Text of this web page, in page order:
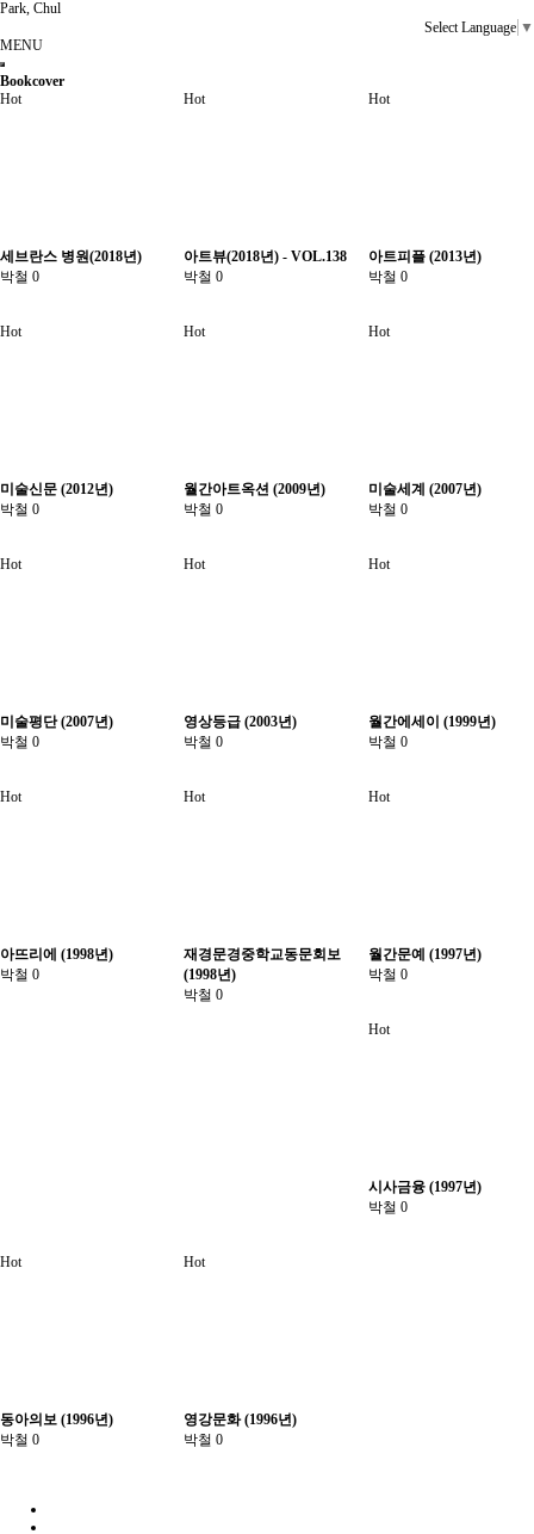
Park, Chul
Select Language ▼
MENU
Bookcover
Hot
세브란스 병원(2018년)
박철 0
Hot
아트뷰(2018년) - VOL.138
박철 0
Hot
아트피플 (2013년)
박철 0
Hot
미술신문 (2012년)
박철 0
Hot
월간아트옥션 (2009년)
박철 0
Hot
미술세계 (2007년)
박철 0
Hot
미술평단 (2007년)
박철 0
Hot
영상등급 (2003년)
박철 0
Hot
월간에세이 (1999년)
박철 0
Hot
아뜨리에 (1998년)
박철 0
Hot
재경문경중학교동문회보
(1998년)
박철 0
Hot
월간문예 (1997년)
박철 0
Hot
시사금융 (1997년)
박철 0
Hot
동아의보 (1996년)
박철 0
Hot
영강문화 (1996년)
박철 0